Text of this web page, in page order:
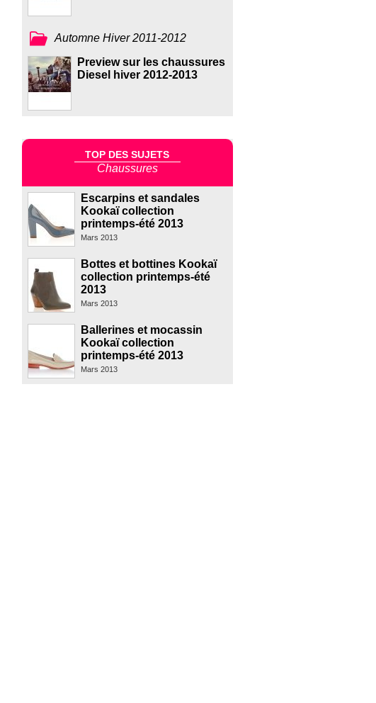
Automne Hiver 2011-2012
Preview sur les chaussures
Diesel hiver 2012-2013
TOP DES SUJETS
Chaussures
Escarpins et sandales
Kookaï collection
printemps-été 2013
Mars 2013
Bottes et bottines Kookaï
collection printemps-été
2013
Mars 2013
Ballerines et mocassin
Kookaï collection
printemps-été 2013
Mars 2013